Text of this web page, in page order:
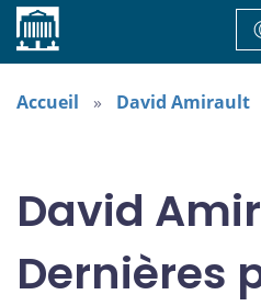
Accueil
Accueil David Amirault
David
Dernières